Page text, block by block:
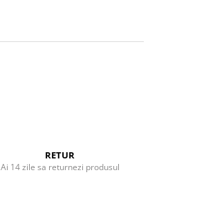
RETUR
Ai 14 zile sa returnezi produsul